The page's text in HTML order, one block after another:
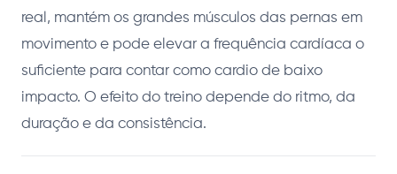
real, mantém os grandes músculos das pernas em
movimento e pode elevar a frequência cardíaca o
suficiente para contar como cardio de baixo
impacto. O efeito do treino depende do ritmo, da
duração e da consistência.